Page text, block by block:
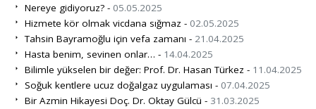
Nereye gidiyoruz? - 05.05.2025
Hizmete kör olmak vicdana sığmaz - 02.05.2025
Tahsin Bayramoğlu için vefa zamanı - 21.04.2025
Hasta benim, sevinen onlar… - 14.04.2025
Bilimle yükselen bir değer: Prof. Dr. Hasan Türkez - 11.04.2025
Soğuk kentlere ucuz doğalgaz uygulaması - 07.04.2025
Bir Azmin Hikayesi Doç. Dr. Oktay Gülcü - 31.03.2025